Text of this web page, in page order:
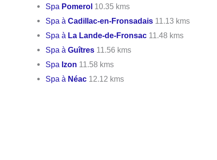
Spa Pomerol 10.35 kms
Spa àCadillac-en-Fronsadais 11.13 kms
Spa à La Lande-de-Fronsac 11.48 kms
Spa àGuîtres 11.56 kms
Spa Izon 11.58 kms
Spa à Néac 12.12 kms